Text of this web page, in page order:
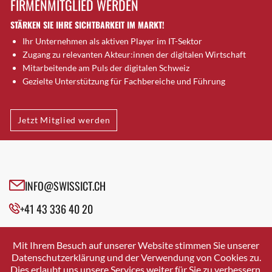
Brugg AG
Brütten
Bubendorf
Bubikon
Buchs (SG)
Bäretswil
Bülach
Cazis
Crissier
Davos Platz
Dierikon
Dietikon
FIRMENMITGLIED WERDEN
STÄRKEN SIE IHRE SICHTBARKEIT IM MARKT!
Ihr Unternehmen als aktiven Player im IT-Sektor
Zugang zu relevanten Akteur:innen der digitalen Wirtschaft
Mitarbeitende am Puls der digitalen Schweiz
Gezielte Unterstützung für Fachbereiche und Führung
Jetzt Mitglied werden
INFO@SWISSICT.CH
+41 43 336 40 20
SWISSICT
VULKANSTRASSE 120
8048 ZURICH
Mit Ihrem Besuch auf unserer Website stimmen Sie unserer
Datenschutzerklärung und der Verwendung von Cookies zu.
Dies erlaubt uns unsere Services weiter für Sie zu verbessern.